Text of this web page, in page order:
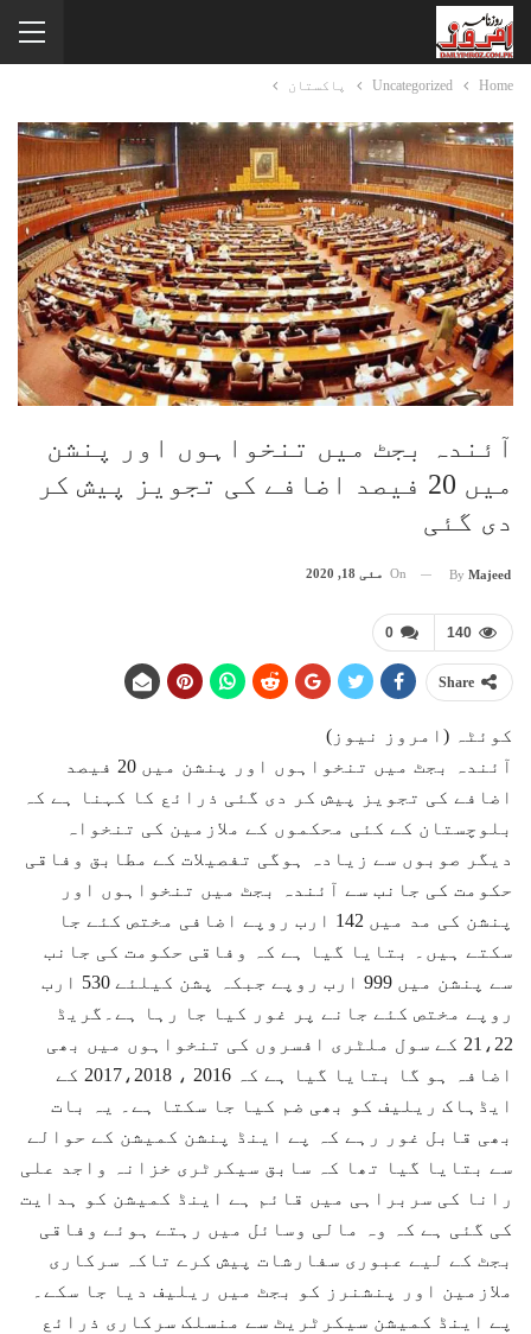
Home
Uncategorized پاکستان
آئندہ بجٹ میں تنخواہوں اور پنشن
میں 20 فیصد اضافے کی تجویز پیش کر
دی گئی
By Majeed
On مئی 18, 2020
0 140
Share
کوئٹہ (امروز نیوز)
آئندہ بجٹ میں تنخواہوں اور پنشن میں 20 فیصد
اضافے کی تجویز پیش کر دی گئی ذرائع کا کہنا ہے کہ
بلوچستان کے کئی محکموں کے ملازمین کی تنخواہ
دیگر صوبوں سے زیادہ ہوگی تفصیلات کے مطابق وفاقی
حکومت کی جانب سے آئندہ بجٹ میں تنخواہوں اور
پنشن کی مد میں 142 ارب روپے اضافی مختص کئے جا
سکتے ہیں۔ بتایا گیا ہے کہ وفاقی حکومت کی جانب
سے پنشن میں 999 ارب روپے جبکہ پشن کیلئے 530 ارب
روپے مختص کئے جانے پر غور کیا جا رہا ہے۔گریڈ
21،22 کے سول ملٹری افسروں کی تنخواہوں میں بھی
اضافہ ہو گا بتایا گیا ہے کہ 2016 ، 2017،2018 کے
ایڈہاک ریلیف کو بھی ضم کیا جا سکتا ہے۔ یہ بات
بھی قابل غور رہے کہ پے اینڈ پنشن کمیشن کے حوالے
سے بتایا گیا تھا کہ سابق سیکرٹری خزانہ واجد علی
رانا کی سربراہی میں قائم ہے اینڈ کمیشن کو ہدایت
کی گئی ہے کہ وہ مالی وسائل میں رہتے ہوئے وفاقی
بجٹ کے لیے عبوری سفارشات پیش کرے تاکہ سرکاری
ملازمین اور پنشنرز کو بجٹ میں ریلیف دیا جا سکے۔
پے اینڈ کمیشن سیکرٹریٹ سے منسلک سرکاری ذرائع